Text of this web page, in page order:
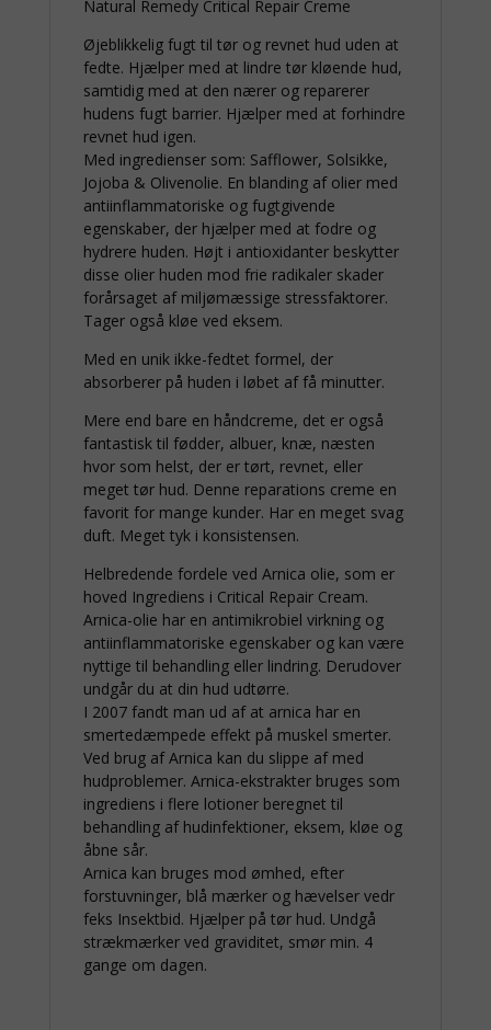
Natural Remedy Critical Repair Creme
Øjeblikkelig fugt til tør og revnet hud uden at
fedte. Hjælper med at lindre tør kløende hud,
samtidig med at den nærer og reparerer
hudens fugt barrier. Hjælper med at forhindre
revnet hud igen.
Med ingredienser som: Safflower, Solsikke,
Jojoba & Olivenolie. En blanding af olier med
antiinflammatoriske og fugtgivende
egenskaber, der hjælper med at fodre og
hydrere huden. Højt i antioxidanter beskytter
disse olier huden mod frie radikaler skader
forårsaget af miljømæssige stressfaktorer.
Tager også kløe ved eksem.
Med en unik ikke-fedtet formel, der
absorberer på huden i løbet af få minutter.
Mere end bare en håndcreme, det er også
fantastisk til fødder, albuer, knæ, næsten
hvor som helst, der er tørt, revnet, eller
meget tør hud. Denne reparations creme en
favorit for mange kunder. Har en meget svag
duft. Meget tyk i konsistensen.
Helbredende fordele ved Arnica olie, som er
hoved Ingrediens i Critical Repair Cream.
Arnica-olie har en antimikrobiel virkning og
antiinflammatoriske egenskaber og kan være
nyttige til behandling eller lindring. Derudover
undgår du at din hud udtørre.
I 2007 fandt man ud af at arnica har en
smertedæmpede effekt på muskel smerter.
Ved brug af Arnica kan du slippe af med
hudproblemer. Arnica-ekstrakter bruges som
ingrediens i flere lotioner beregnet til
behandling af hudinfektioner, eksem, kløe og
åbne sår.
Arnica kan bruges mod ømhed, efter
forstuvninger, blå mærker og hævelser vedr
feks Insektbid. Hjælper på tør hud. Undgå
strækmærker ved graviditet, smør min. 4
gange om dagen.